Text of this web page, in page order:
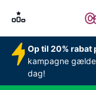
Op til 20% rabat
kampagne
dag!